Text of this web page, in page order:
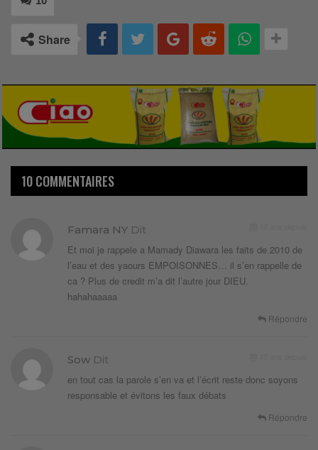
Share
10 COMMENTAIRES
Famara NY Dit
Et moi je rappele a Mamady Diawara les faits de 2010 de
l’eau et des yaours EMPOISONNES… il s’en rappelle de
ca ? Plus de credit m’a dit l’autre jour DIEU.
hahahaaaaa
Répondre
Sow Dit
en tout cas la parole s’en va et l’écrit reste donc soyons
responsable et évitons les faux débats
Répondre